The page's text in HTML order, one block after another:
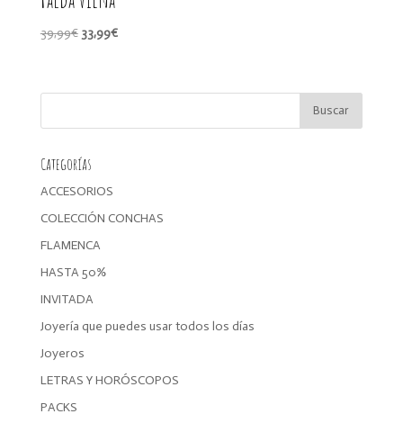
39,99€ El
era:
33,99€El
es:
Categorías
ACCESORIOS
COLECCIÓN CONCHAS
FLAMENCA
HASTA 50%
INVITADA
Joyería que puedes usar todos los días
Joyeros
LETRAS Y HORÓSCOPOS
PACKS